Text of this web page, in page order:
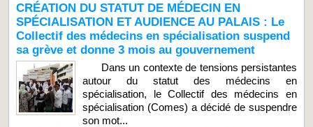
CRÉATION DU STATUT DE MÉDECIN EN
SPÉCIALISATION ET AUDIENCE AU PALAIS : Le
Collectif des médecins en spécialisation suspend
sa grève et donne 3 mois au gouvernement
Dans un contexte de tensions persistantes
autour du statut des médecins en
spécialisation, le Collectif des médecins en
spécialisation (Comes) a décidé de suspendre
son mot...